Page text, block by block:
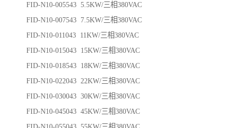
FID-N10-005543 5.5KW/三相380VAC
FID-N10-007543 7.5KW/三相380VAC
FID-N10-011043 11KW/三相380VAC
FID-N10-015043 15KW/三相380VAC
FID-N10-018543 18KW/三相380VAC
FID-N10-022043 22KW/三相380VAC
FID-N10-030043 30KW/三相380VAC
FID-N10-045043 45KW/三相380VAC